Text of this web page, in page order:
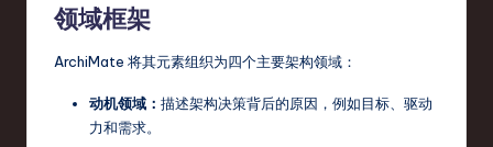
领域框架
ArchiMate 将其元素组织为四个主要架构领域：
动机领域： 描述架构决策背后的原因，例如目标、驱动
力和需求。